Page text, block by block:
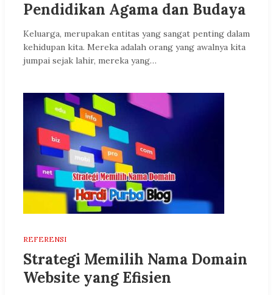
Pendidikan Agama dan Budaya
Keluarga, merupakan entitas yang sangat penting dalam
kehidupan kita. Mereka adalah orang yang awalnya kita
jumpai sejak lahir, mereka yang…
REFERENSI
Strategi Memilih Nama Domain
Website yang Efisien